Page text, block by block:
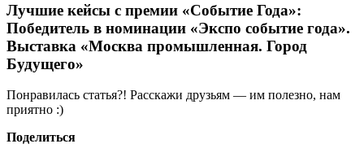
Лучшие кейсы с премии «Событие Года»:
Победитель в номинации «Экспо событие года».
Выставка «Москва промышленная. Город
Будущего»
Понравилась статья?! Расскажи друзьям — им полезно, нам
приятно :)
Поделиться